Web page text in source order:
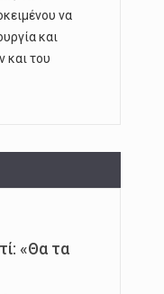
να
και
και του
«Θα τα